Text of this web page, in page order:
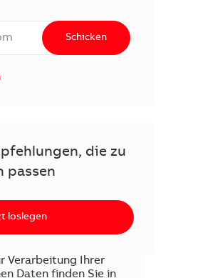
(erforderlich)
Schicken
die zu
passen
loslegen
Verarbeitung Ihrer
Daten finden Sie in